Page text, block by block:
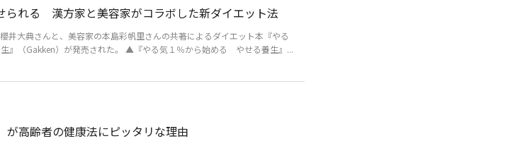
られる 漢方家と美容家がコラボした新ダイエット法
井大典さんと、美容家の本島彩帆里さんの共著によるダイエット本『やる
』（Gakken）が発売された。 ▲『やる気１％から始める やせる養生』...
が高齢者の健康法にピッタリな理由